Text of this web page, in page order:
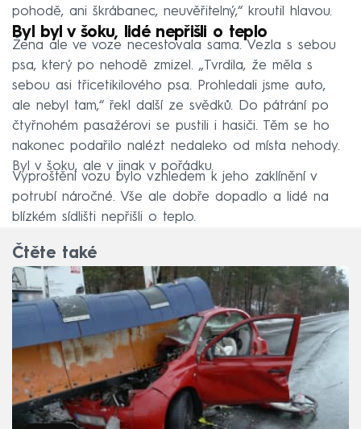
pohodě, ani škrábanec, neuvěřitelný,“ kroutil hlavou.
Byl byl v šoku, lidé nepřišli o teplo
Žena ale ve voze necestovala sama. Vezla s sebou
psa, který po nehodě zmizel. „Tvrdila, že měla s
sebou asi třicetikilového psa. Prohledali jsme auto,
ale nebyl tam,“ řekl další ze svědků. Do pátrání po
čtyřnohém pasažérovi se pustili i hasiči. Těm se ho
nakonec podařilo nalézt nedaleko od místa nehody.
Byl v šoku, ale v jinak v pořádku.
Vyproštění vozu bylo vzhledem k jeho zaklínění v
potrubí náročné. Vše ale dobře dopadlo a lidé na
blízkém sídlišti nepřišli o teplo.
Čtěte také